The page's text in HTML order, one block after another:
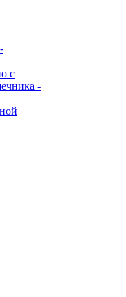
с
-